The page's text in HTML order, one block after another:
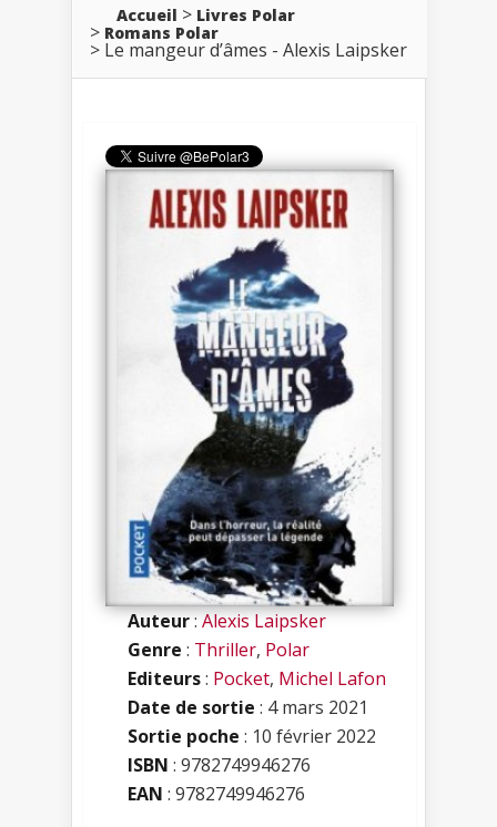
Accueil
Livres Polar
Romans Polar
Le mangeur d’âmes - Alexis Laipsker
Auteur:Alexis Laipsker
Genre : Thriller, Polar
Editeurs: Pocket, Michel Lafon
Date de sortie : 4 mars 2021
Sortie poche : 10 février 2022
ISBN : 9782749946276
EAN : 9782749946276